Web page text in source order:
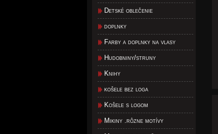
Detské oblečenie
doplnky
Farby a doplnky na vlasy
Hudobniny/struny
Knihy
košele bez loga
Košele s logom
Mikiny .rôzne motívy